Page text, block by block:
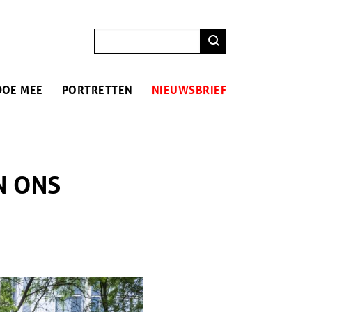
MEE PORTRETTEN NIEUWSBRIEF
ONS